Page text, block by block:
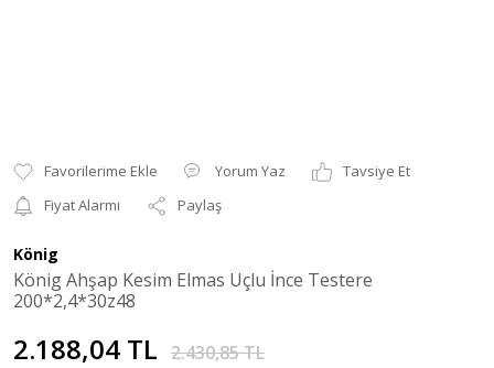
Yorum Yaz
Tavsiye Et
Fiyat Alarmı
Paylaş
König
König Ahşap Kesim Elmas Uçlu İnce Testere
200*2,4*30z48
2.188,04 TL 2.430,85 TL